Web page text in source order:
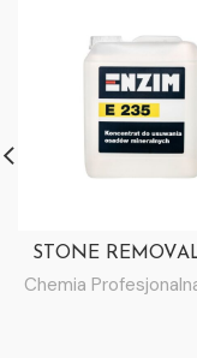
STONE
Chemia